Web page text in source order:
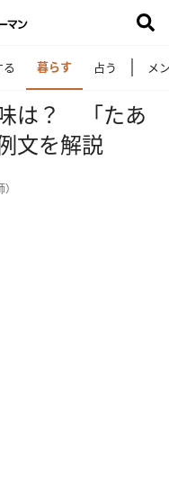
暮らす 占う メ
味は？ 「たあ
文を解説